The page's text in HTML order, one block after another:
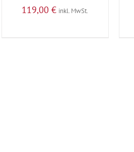
119,00€ inkl. MwSt.